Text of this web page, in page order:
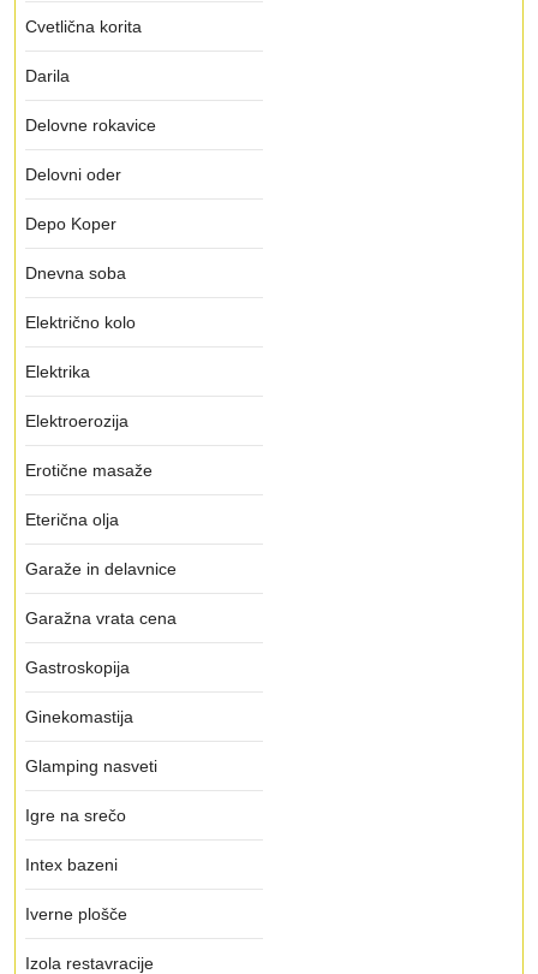
Cvetlična korita
Darila
Delovne rokavice
Delovni oder
Depo Koper
Dnevna soba
Električno kolo
Elektrika
Elektroerozija
Erotične masaže
Eterična olja
Garaže in delavnice
Garažna vrata cena
Gastroskopija
Ginekomastija
Glamping nasveti
Igre na srečo
Intex bazeni
Iverne plošče
Izola restavracije